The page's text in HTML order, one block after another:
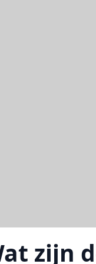
zijn